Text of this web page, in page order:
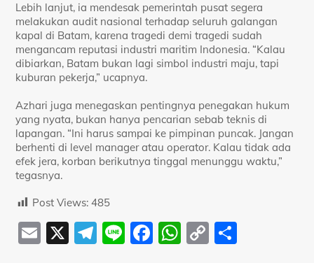
Lebih lanjut, ia mendesak pemerintah pusat segera
melakukan audit nasional terhadap seluruh galangan
kapal di Batam, karena tragedi demi tragedi sudah
mengancam reputasi industri maritim Indonesia. “Kalau
dibiarkan, Batam bukan lagi simbol industri maju, tapi
kuburan pekerja,” ucapnya.
Azhari juga menegaskan pentingnya penegakan hukum
yang nyata, bukan hanya pencarian sebab teknis di
lapangan. “Ini harus sampai ke pimpinan puncak. Jangan
berhenti di level manager atau operator. Kalau tidak ada
efek jera, korban berikutnya tinggal menunggu waktu,”
tegasnya.
Post Views: 485
E
X
T
Li F
W C